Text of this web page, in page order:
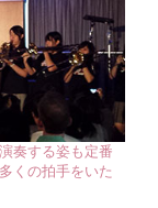
奏する姿も定番
くの拍手をいた